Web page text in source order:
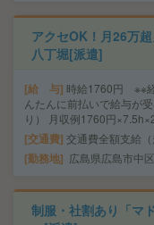
アクセOK！月26万
八丁堀[派遣]
給 与 時給1760円 ※※
んたんに前払いで給与が
り） 月収例1760円
交通費 交通費全額支給（
勤務地 広島県広島市
制服・社割あり「マ